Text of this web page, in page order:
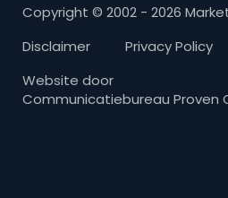
Copyright © 2002 - 2026
Disclaimer
Privacy Policy
Website door
Communicatiebureau Proven